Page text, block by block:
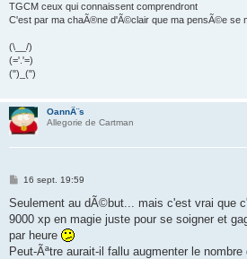
TGCM ceux qui connaissent comprendront
C'est par ma chaÃ®ne d'Ã©clair que ma pensÃ©e se
(\__/)
(='.'=)
(")_(")
OannÃ¨s
Allegorie de Cartman
M
s
a
g
16 sept. 19:59
Seulement au dÃ©but... mais c'est vrai que
9000 xp en magie juste pour se soigner et
par heure
Peut-Ãªtre aurait-il fallu augmenter le